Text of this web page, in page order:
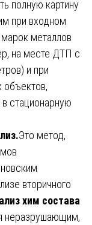
полную картину
при входном
металлов
на месте ДТП с
и при
объектов,
стационарную
Это метод,
вторичного
хим состава
неразрушающим,